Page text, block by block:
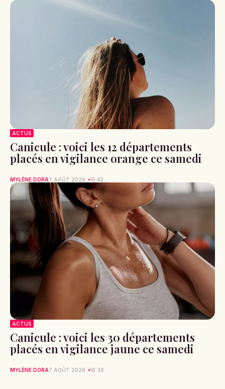
ACTUS
Canicule : voici les 12 départements
placés en vigilance orange ce samedi
MYLÈNE DORA7 AOÛT 2026 16:42
ACTUS
Canicule : voici les 30 départements
placés en vigilance jaune ce samedi
MYLÈNE DORA7 AOÛT 2026 16:38